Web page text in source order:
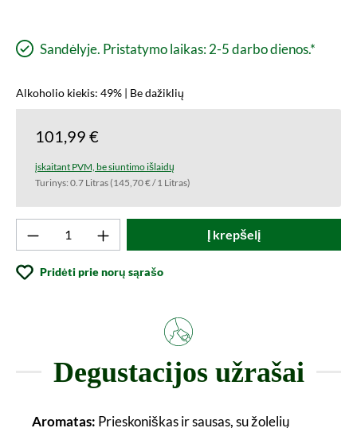
Sandėlyje. Pristatymo laikas: 2-5 darbo dienos.*
Alkoholio kiekis: 49% | Be dažiklių
101,99 €
įskaitant PVM, be siuntimo išlaidų
Turinys: 0.7 Litras(145,70 € / 1 Litras)
Produkto kiekis: Įveskite norimą vertę
Į krepšelį
Pridėti prie norų sąrašo
Degustacijos užrašai
Aromatas: Prieskoniškas ir sausas, su žolelių